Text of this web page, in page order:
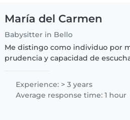
María del Carmen
Babysitter in Bello
Me distingo como individuo por
prudencia y capacidad de
permite enfrentar diversos
Experience: > 3 years
Average response time: 1 hour